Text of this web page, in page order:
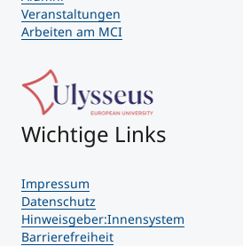
Veranstaltungen
Arbeiten am MCI
Wichtige Links
Impressum
Datenschutz
Hinweisgeber:Innensystem
Barrierefreiheit